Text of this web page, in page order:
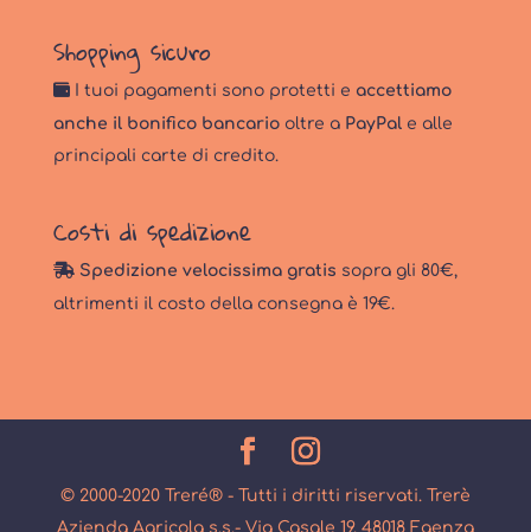
Shopping sicuro
I tuoi pagamenti sono protetti e accettiamo
anche il bonifico bancariooltre a PayPale alle
principali carte di credito.
Costi di spedizione
Spedizione velocissima gratis sopra gli 80€,
altrimenti il costo della consegna è 19€.
© 2000-2020 Treré® - Tutti i diritti riservati. Trerè
Azienda Agricola s.s.- Via Casale 19, 48018 Faenza